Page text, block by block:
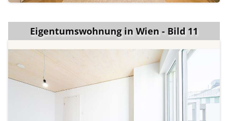
Eigentumswohnung in Wien - Bild 11